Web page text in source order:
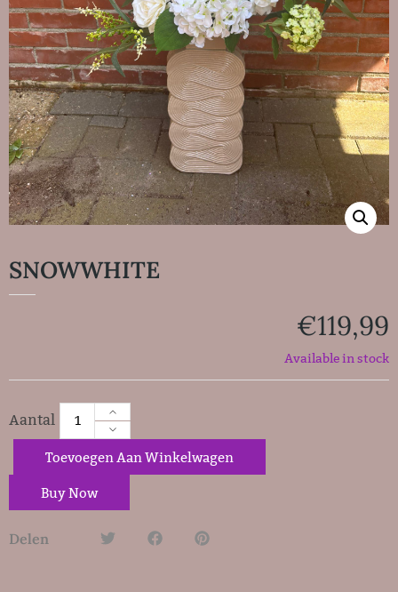
SNOWWHITE
€119,99
Available in stock
Toevoegen Aan Winkelwagen
Buy Now
Delen